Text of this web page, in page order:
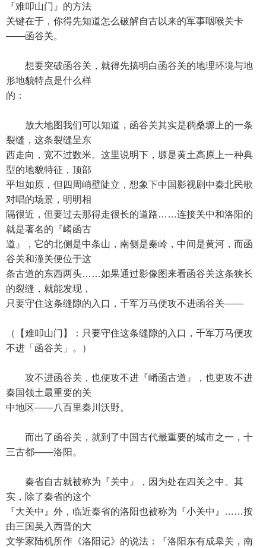
『难叩山门』的方法
关键在于，你得先知道怎么破解自古以来的军事咽喉关卡
——函谷关。
想要突破函谷关，就得先搞明白函谷关的地理环境与地
形地貌特点是什么样
的：
放大地图我们可以知道，函谷关其实是稠桑塬上的一条
裂缝，这条裂缝呈东
西走向，宽不过数米。这里说明下，塬是黄土高原上一种典
型的地貌特征，顶部
平坦如原，但四周峭壁陡立，想象下中国影视剧中秦北民歌
对唱的场景，明明相
隔很近，但要过去那得走很长的道路……连接关中和洛阳的
就是著名的『崤函古
道』，它的北侧是中条山，南侧是秦岭，中间是黄河，而函
谷关和潼关便位于这
条古道的东西两头……如果通过影像图来看函谷关这条狭长
的裂缝，就能发现，
只要守住这条缝隙的入口，千军万马便攻不进函谷关——
（【难叩山门】：只要守住这条缝隙的入口，千军万马便攻
不进「函谷关」。）
攻不进函谷关，也便攻不进『崤函古道』，也更攻不进
秦国领土最重要的关
中地区——八百里秦川沃野。
而出了函谷关，就到了中国古代最重要的城市之一，十
三古都——洛阳。
秦省自古就被称为『关中』，因为处在四关之中。其
实，除了秦省的这个
『大关中』外，临近秦省的洛阳也被称为『小关中』……按
由三国吴入西晋的大
文学家陆机所作《洛阳记》的说法：『洛阳东有成皋关，南